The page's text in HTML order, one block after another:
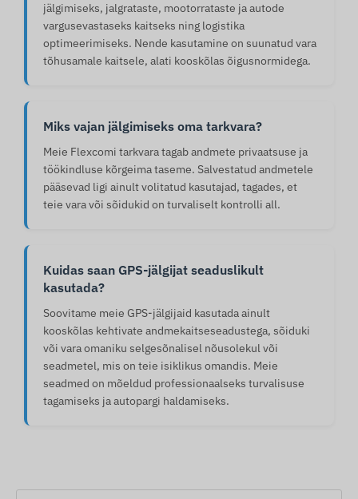
jälgimiseks, jalgrataste, mootorrataste ja autode
vargusevastaseks kaitseks ning logistika
optimeerimiseks. Nende kasutamine on suunatud vara
tõhusamale kaitsele, alati kooskõlas õigusnormidega.
Miks vajan jälgimiseks oma tarkvara?
Meie Flexcomi tarkvara tagab andmete privaatsuse ja
töökindluse kõrgeima taseme. Salvestatud andmetele
pääsevad ligi ainult volitatud kasutajad, tagades, et
teie vara või sõidukid on turvaliselt kontrolli all.
Kuidas saan GPS-jälgijat seaduslikult
kasutada?
Soovitame meie GPS-jälgijaid kasutada ainult
kooskõlas kehtivate andmekaitseseadustega, sõiduki
või vara omaniku selgesõnalisel nõusolekul või
seadmetel, mis on teie isiklikus omandis. Meie
seadmed on mõeldud professionaalseks turvalisuse
tagamiseks ja autopargi haldamiseks.